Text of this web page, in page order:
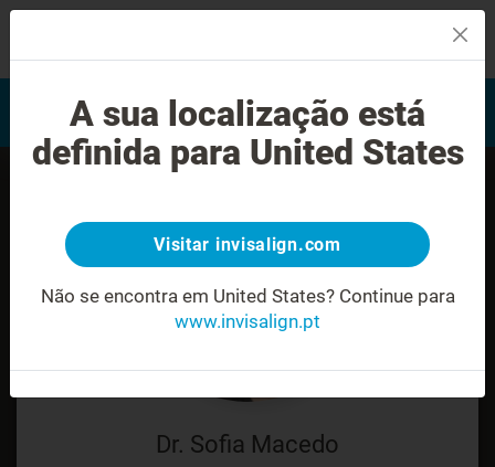
Avaliação do sorriso
Encontrar um Invisalign
provider
Dr. Sofia Macedo
A sua localização está
definida para United States
Visitar invisalign.com
Não se encontra em United States? Continue para
www.invisalign.pt